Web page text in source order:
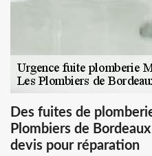
Des fuites de
Plombiers de
devis pour réparation